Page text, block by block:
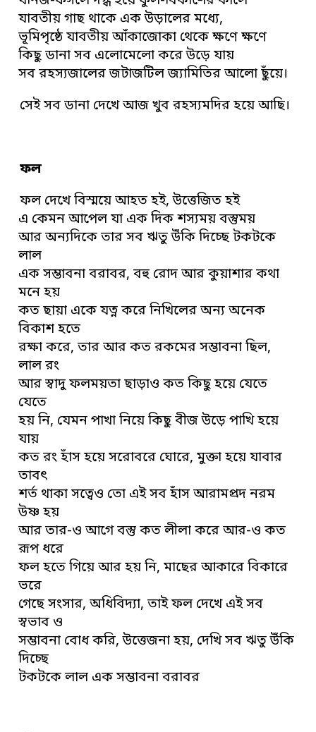
যাবতীয় গাছ থাকে এক উড়ালের মধ্যে,
ভূমিপৃষ্ঠে যাবতীয় আঁকাজোকা থেকে ক্ষণে ক্ষণে
কিছু ডানা সব এলোমেলো করে উড়ে যায়
সব রহস্যজালের জটাজটিল জ্যামিতির আলো ছুঁয়ে।
সেই সব ডানা দেখে আজ খুব রহস্যমদির হয়ে আছি।
ফল
ফল দেখে বিস্ময়ে আহত হই, উত্তেজিত হই
এ কেমন আপেল যা এক দিক শস্যময় বস্তুময়
আর অন্যদিকে তার সব ঋতু উঁকি দিচ্ছে টকটকে
লাল
এক সম্ভাবনা বরাবর, বহু রোদ আর কুয়াশার কথা
মনে হয়
কত ছায়া একে যত্ন করে নিখিলের অন্য অনেক
বিকাশ হতে
রক্ষা করে, তার আর কত রকমের সম্ভাবনা ছিল,
লাল রং
আর স্বাদু ফলময়তা ছাড়াও কত কিছু হয়ে যেতে
যেতে
হয় নি, যেমন পাখা নিয়ে কিছু বীজ উড়ে পাখি হয়ে
যায়
কত রং হাঁস হয়ে সরোবরে ঘোরে, মুক্তা হয়ে যাবার
তাবৎ
শর্ত থাকা সত্বেও তো এই সব হাঁস আরামপ্রদ নরম
উষ্ণ হয়
আর তার-ও আগে বস্তু কত লীলা করে আর-ও কত
রূপ ধরে
ফল হতে গিয়ে আর হয় নি, মাছের আকারে বিকারে
ভরে
গেছে সংসার, অধিবিদ্যা, তাই ফল দেখে এই সব
স্বভাব ও
সম্ভাবনা বোধ করি, উত্তেজনা হয়, দেখি সব ঋতু উঁকি
দিচ্ছে
টকটকে লাল এক সম্ভাবনা বরাবর